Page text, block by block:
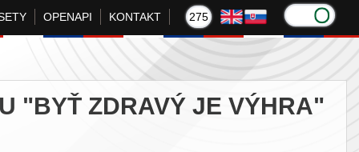
OPENAPI KONTAKT 275
"BYŤ ZDRAVÝ JE VÝHRA"